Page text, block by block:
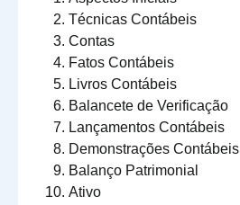
Técnicas Contábeis
Contas
Fatos Contábeis
Livros Contábeis
Balancete de Verificação
Lançamentos Contábeis
Demonstrações Contábeis
Balanço Patrimonial
Ativo